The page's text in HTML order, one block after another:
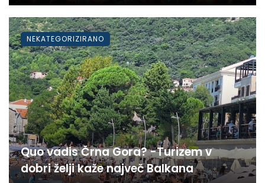
Quo vadis Črna Gora? -Turizem v
dobri želji kaže največ Balkana
NEKATEGORIZIRANO